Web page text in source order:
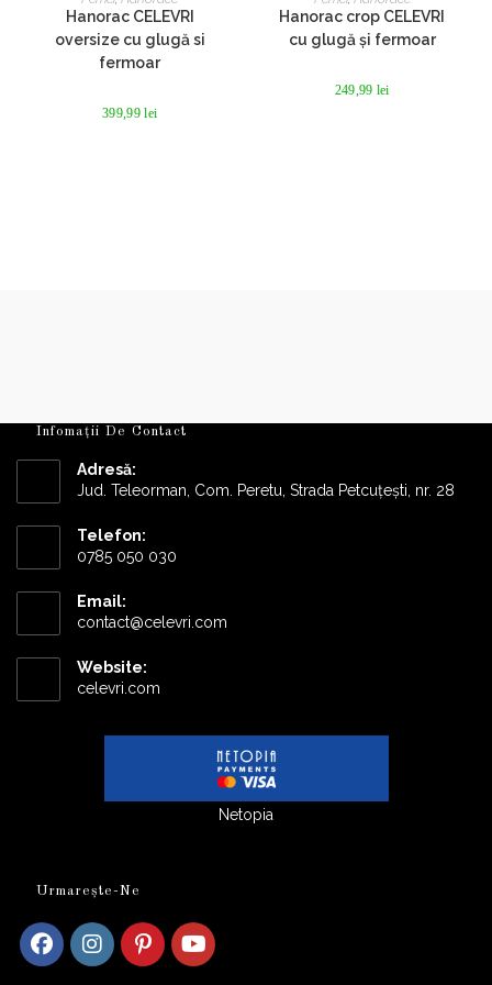
are
mai
multe
variații.
Opțiunile
alese
Hanorac CELEVRI
oversize cu glugă si
fermoar
399,99lei
are
mai
multe
variații.
pot
fi
Hanorac crop CELEVRI
cu glugă și fermoar
249,99 lei
Infomații De Contact
Adresă:
Jud. Teleorman, Com. Peretu, Strada Petcuțești, nr. 28
Telefon:
0785 050 030
Email:
contact@celevri.com
Website:
celevri.com
Netopia
Urmarește-Ne